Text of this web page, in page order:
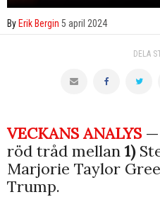
By Erik Bergin 5 april 2024
DELA
VECKANS ANALYS—
röd tråd mellan 1)
Marjorie Taylor
Trump.